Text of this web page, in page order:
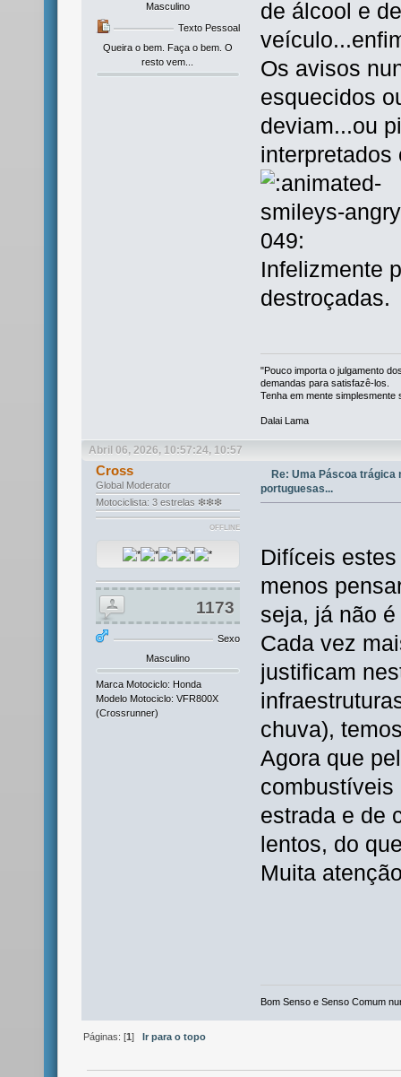
Masculino
Texto Pessoal
Queira o bem. Faça o bem. O
resto vem...
de álcool e
Os avisos
esquecidos
deviam...ou
interpretados
Infelizmente
destroçadas.
"Pouco importa o julgamento
demandas para satisfazê-los.
Tenha em mente simplesmente
Dalai Lama
Abril 06, 2026, 10:57:24, 10:57
Cross
Global Moderator
Motociclista: 3 estrelas ❇❇❇
OFFLINE
1173
Sexo
Masculino
Marca Motociclo: Honda
Modelo Motociclo: VFR800X
(Crossrunner)
Re: Uma Páscoa trágica
portuguesas...
Difíceis
menos
seja, já não
Cada vez
justificam
chuva),
Agora que
combustíveis
estrada e de
lentos, do
Muita
Bom Senso e Senso Comum
Páginas: [1]Ir para o topo